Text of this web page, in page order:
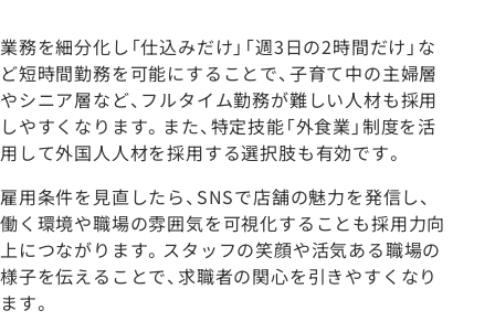
業務を細分化し「仕込みだけ」「週3日の2時間だけ」な
ど短時間勤務を可能にすることで、子育て中の主婦層
やシニア層など、フルタイム勤務が難しい人材も採用
しやすくなります。また、特定技能「外食業」制度を活
用して外国人人材を採用する選択肢も有効です。
雇用条件を見直したら、SNSで店舗の魅力を発信し、
働く環境や職場の雰囲気を可視化することも採用力向
上につながります。スタッフの笑顔や活気ある職場の
様子を伝えることで、求職者の関心を引きやすくなり
ます。